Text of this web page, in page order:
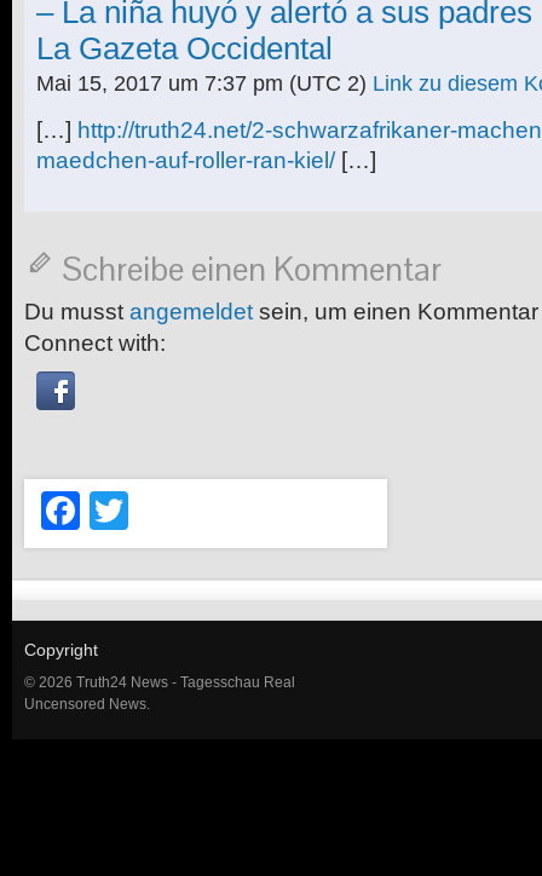
– La niña huyó y alertó a sus
La Gazeta Occidental
Mai 15, 2017 um 7:37 pm (UTC 2) Link zu diesem
[…] http://truth24.net/2-schwarzafrikaner-
maedchen-auf-roller-ran-kiel/[…]
Schreibe einen Kommentar
Du musst angemeldet sein, um einen
Connect with:
Facebook
Copyright
© 2026 Truth24 News - Tagesschau Real
Uncensored News.